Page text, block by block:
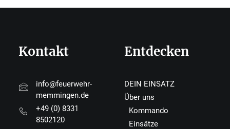
Kontakt
info@feuerwehr-
memmingen.de
+49 (0) 8331
8502120
Entdecken
DEIN EINSATZ
Über uns
Kommando
Einsätze